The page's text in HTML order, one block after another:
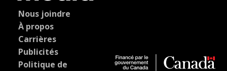
Nous joindre
À propos
Carrières
Publicités
Politique de